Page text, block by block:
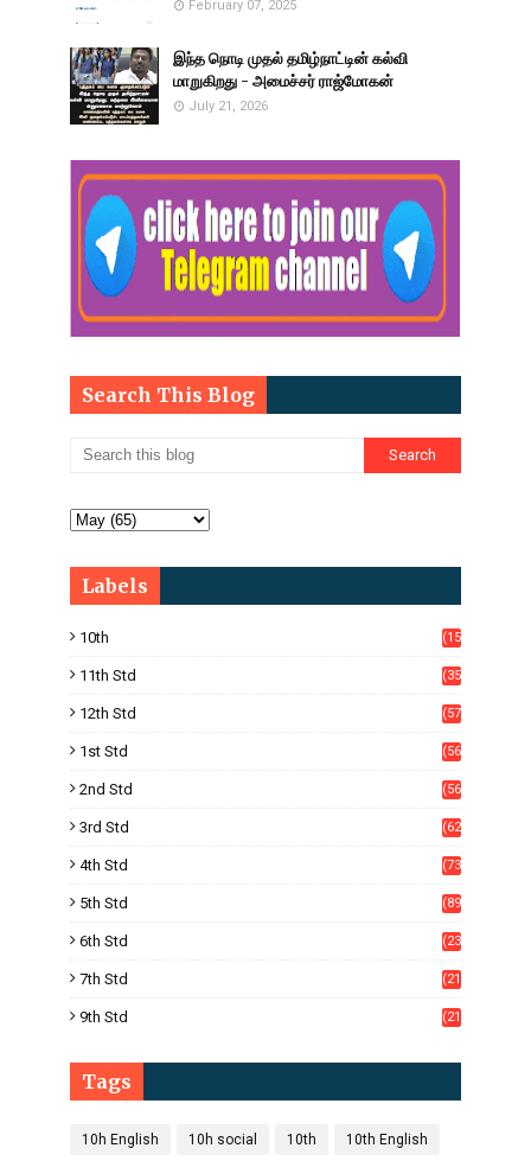
February 07, 2025
இந்த நொடி முதல் தமிழ்நாட்டின் கல்வி
மாறுகிறது - அமைச்சர் ராஜ்மோகன்
July 21, 2026
Search This Blog
Labels
10th
(15
11th Std
(35
12th Std
(57
1st Std
(56
2nd Std
(56
3rd Std
(62
4th Std
(73
5th Std
(89
6th Std
(23
7th Std
(21
9th Std
(21
Tags
10h English 10h social 10th 10th English